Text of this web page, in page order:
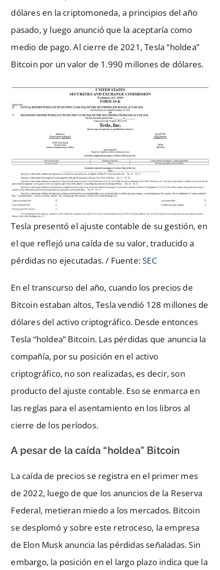
dólares en la criptomoneda, a principios del año
pasado, y luego anunció que la aceptaría como
medio de pago. Al cierre de 2021, Tesla “holdea”
Bitcoin por un valor de 1.990 millones de dólares.
Tesla presentó el ajuste contable de su gestión, en
el que reflejó una caída de su valor, traducido a
pérdidas no ejecutadas. / Fuente:SEC
En el transcurso del año, cuando los precios de
Bitcoin estaban altos, Tesla vendió 128 millones de
dólares del activo criptográfico. Desde entonces
Tesla “holdea” Bitcoin. Las pérdidas que anuncia la
compañía, por su posición en el activo
criptográfico, no son realizadas, es decir, son
producto del ajuste contable. Eso se enmarca en
las reglas para el asentamiento en los libros al
cierre de los períodos.
A pesar de la caída “holdea” Bitcoin
La caída de precios se registra en el primer mes
de 2022, luego de que los anuncios de la Reserva
Federal, metieran miedo a los mercados. Bitcoin
se desplomó y sobre este retroceso, la empresa
de Elon Musk anuncia las pérdidas señaladas. Sin
embargo, la posición en el largo plazo indica que la